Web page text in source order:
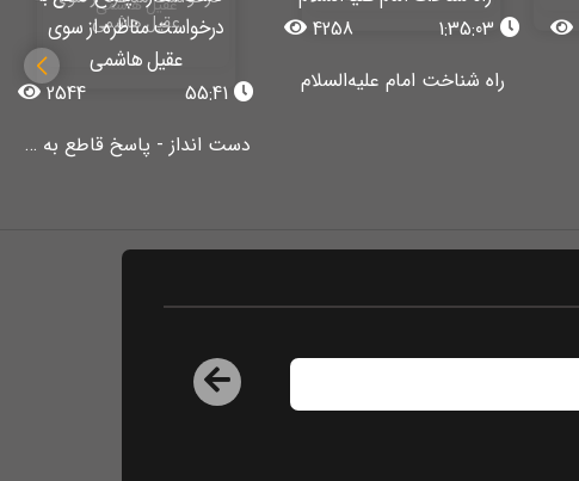
1:35:03
4258
راه شناخت امام علیه‌السلام 55:41
2544
دست انداز - پاسخ قاطع به درخواست مناظره از سوی عقیل هاشمی